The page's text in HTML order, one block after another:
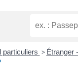
particuliers > Étranger